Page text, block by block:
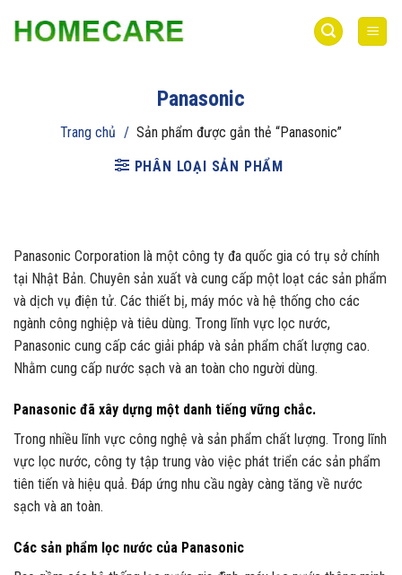
qua
Panasonic
Trang chủ / Sản phẩm được gắn thẻ “Panasonic”
PHÂN LOẠI SẢN PHẨM
Panasonic Corporation là một công ty đa quốc gia có trụ sở chính
tại Nhật Bản. Chuyên sản xuất và cung cấp một loạt các sản phẩm
và dịch vụ điện tử. Các thiết bị, máy móc và hệ thống cho các
ngành công nghiệp và tiêu dùng. Trong lĩnh vực lọc nước,
Panasonic cung cấp các giải pháp và sản phẩm chất lượng cao.
Nhằm cung cấp nước sạch và an toàn cho người dùng.
Panasonic đã xây dựng một danh tiếng vững chắc.
Trong nhiều lĩnh vực công nghệ và sản phẩm chất lượng. Trong lĩnh
vực lọc nước, công ty tập trung vào việc phát triển các sản phẩm
tiên tiến và hiệu quả. Đáp ứng nhu cầu ngày càng tăng về nước
sạch và an toàn.
Các sản phẩm lọc nước của Panasonic